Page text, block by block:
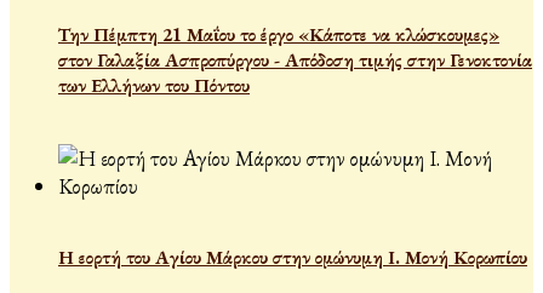
Την Πέμπτη 21 Μαΐου το έργο «Κάποτε να κλώσκουμες»
στον Γαλαξία Ασπροπύργου - Απόδοση τιμής στην Γενοκτονία
των Ελλήνων του Πόντου
Η εορτή του Αγίου Μάρκου στην ομώνυμη Ι. Μονή Κορωπίου